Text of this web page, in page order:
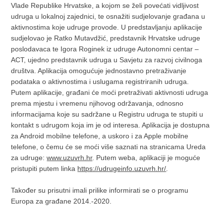
Vlade Republike Hrvatske, a kojom se želi povećati vidljivost
udruga u lokalnoj zajednici, te osnažiti sudjelovanje građana u
aktivnostima koje udruge provode. U predstavljanju aplikacije
sudjelovao je Ratko Mutavdžić, predstavnik Hrvatske udruge
poslodavaca te Igora Roginek iz udruge Autonomni centar –
ACT, ujedno predstavnik udruga u Savjetu za razvoj civilnoga
društva. Aplikacija omogućuje jednostavno pretraživanje
podataka o aktivnostima i uslugama registriranih udruga.
Putem aplikacije, građani će moći pretraživati aktivnosti udruga
prema mjestu i vremenu njihovog održavanja, odnosno
informacijama koje su sadržane u Registru udruga te stupiti u
kontakt s udrugom koja im je od interesa. Aplikacija je dostupna
za Android mobilne telefone, a uskoro i za Apple mobilne
telefone, o čemu će se moći više saznati na stranicama Ureda
za udruge:www.uzuvrh.hr. Putem weba, aplikaciji je moguće
pristupiti putem linka https://udrugeinfo.uzuvrh.hr/
Također su prisutni imali prilike informirati se o programu
Europa za građane 2014.-2020.